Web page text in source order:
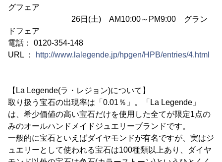
グフェア
26日(土) AM10:00～PM9:00 グラン
ドフェア
電話： 0120-354-148
URL ：
http://www.lalegende.jp/hpgen/HPB/entries/4.html
【La Legende(ラ・レジョン)について】
取り扱う宝石の出現率は「0.01％」。「La Legende」
は、希少価値の高い宝石だけを使用した全てが限定1点の
みのオールハンドメイドジュエリーブランドです。
一般的に宝石といえばダイヤモンドが有名ですが、実はジ
ュエリーとして使われる宝石は100種類以上あり、ダイヤ